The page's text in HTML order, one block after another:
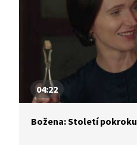
04:22
Božena: Století pokroku